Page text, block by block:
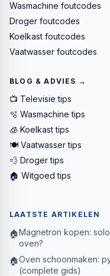
Wasmachine foutcodes
Droger foutcodes
Koelkast foutcodes
Vaatwasser foutcodes
BLOG & ADVIES →
📺 Televisie tips
🫧 Wasmachine tips
🧊 Koelkast tips
🍽️ Vaatwasser tips
💨 Droger tips
🏠 Witgoed tips
LAATSTE ARTIKELEN
🏠Magnetron kopen:
oven?
🏠Oven schoonmaken:
(complete gids)